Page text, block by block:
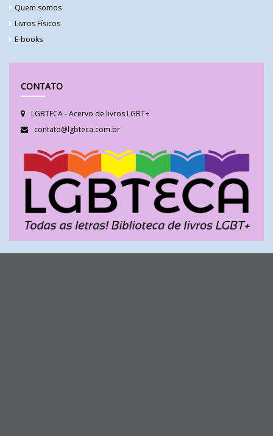
Quem somos
Livros Físicos
E-books
CONTATO
LGBTECA - Acervo de livros LGBT+
contato@lgbteca.com.br